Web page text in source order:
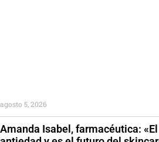
Amanda Isabel, farmacéutica:
agosto 5, 2026